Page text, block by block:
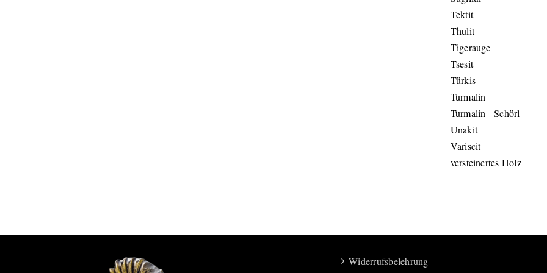
Tektit
Thulit
Tigerauge
Tsesit
Türkis
Turmalin
Turmalin - Schörl
Unakit
Variscit
versteinertes Holz
Widerrufsbelehrung